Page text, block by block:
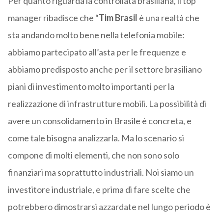
manager ribadisce che “Tim Brasil è una realtà che
sta andando molto bene nella telefonia mobile:
abbiamo partecipato all’asta per le frequenze e
abbiamo predisposto anche per il settore brasiliano
piani di investimento molto importanti per la
realizzazione di infrastrutture mobili. La possibilità di
avere un consolidamento in Brasile è concreta, e
come tale bisogna analizzarla. Ma lo scenario si
compone di molti elementi, che non sono solo
finanziari ma soprattutto industriali. Noi siamo un
investitore industriale, e prima di fare scelte che
potrebbero dimostrarsi azzardate nel lungo periodo è